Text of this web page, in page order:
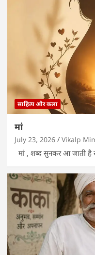
साहित्य और कला
मां
July 23, 2026 Vikalp
मां , शब्द सुनकर आ जाती